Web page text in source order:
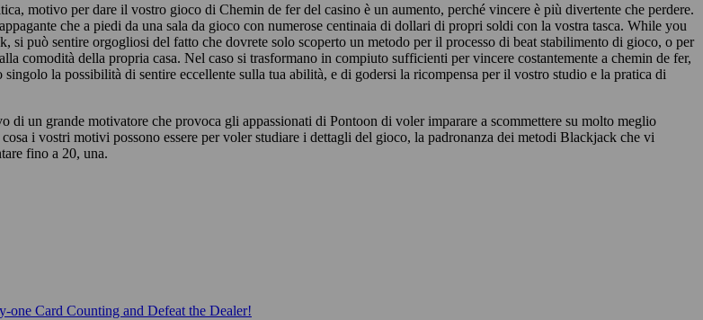
motivo per dare il vostro gioco di Chemin de fer del casino è un aumento, perché vincere è più divertente che perdere.
che a piedi da una sala da gioco con numerose centinaia di dollari di propri soldi con la vostra tasca. While you
si può sentire orgogliosi del fatto che dovrete solo scoperto un metodo per il processo di beat stabilimento di gioco, o per
comodità della propria casa. Nel caso si trasformano in compiuto sufficienti per vincere costantemente a chemin de fer,
la possibilità di sentire eccellente sulla tua abilità, e di godersi la ricompensa per il vostro studio e la pratica di
di un grande motivatore che provoca gli appassionati di Pontoon di voler imparare a scommettere su molto meglio
i vostri motivi possono essere per voler studiare i dettagli del gioco, la padronanza dei metodi Blackjack che vi
fino a 20, una.
one Card Counting and Defeat the Dealer!